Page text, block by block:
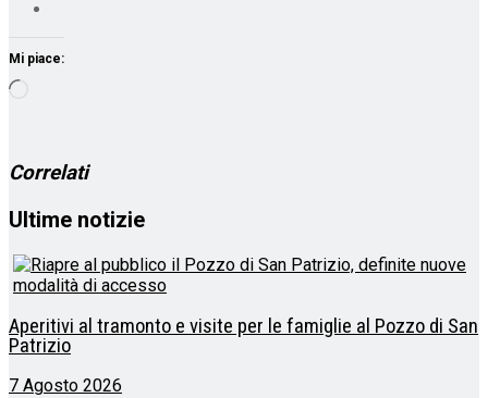
Mi piace:
Correlati
Ultime notizie
Aperitivi al tramonto e visite per le famiglie al Pozzo di San
Patrizio
7 Agosto 2026